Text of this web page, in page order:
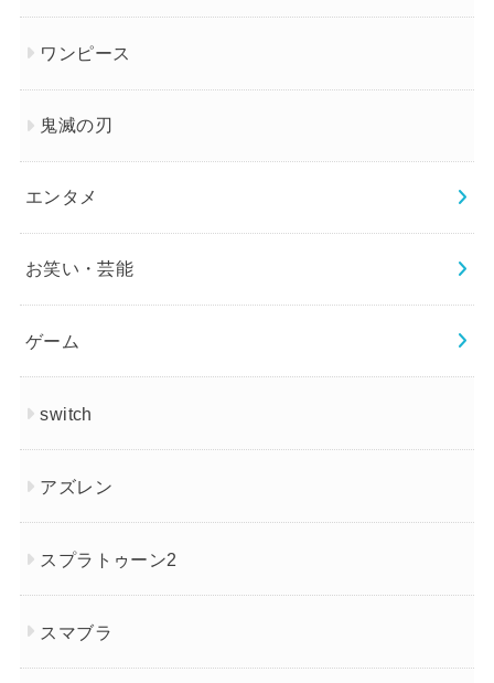
ワンピース
鬼滅の刃
エンタメ
お笑い・芸能
ゲーム
switch
アズレン
スプラトゥーン2
スマブラ